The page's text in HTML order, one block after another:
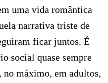
uma vida romântica
narrativa triste de
ficar juntos. É
social quase sempre
no máximo, em adultos,